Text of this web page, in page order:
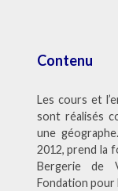
Contenu
Les cours et
sont réalisés
une
2012, prend la
Bergerie de
Fondation pour